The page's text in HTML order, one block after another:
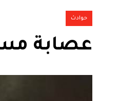
حوادث
عصابة